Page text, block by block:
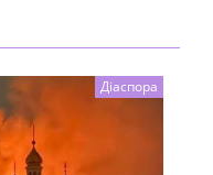
Діаспора